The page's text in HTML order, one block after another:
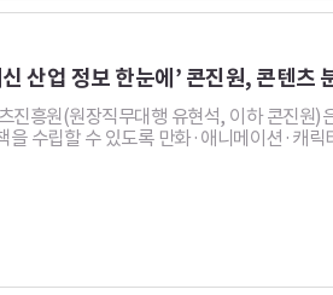
산업 정보 한눈에’ 콘진원, 콘텐츠
진흥원(원장직무대행 유현석, 이하 콘진원
을 수립할 수 있도록 만화·애니메이션·캐